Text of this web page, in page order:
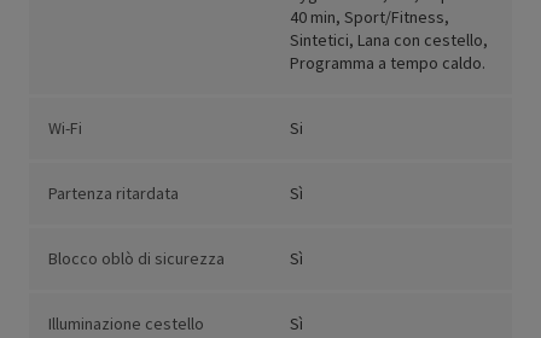
40 min, Sport/Fitness,
Sintetici, Lana con cestello,
Programma a tempo caldo.
Wi-Fi Si
Partenza ritardata Sì
Blocco oblò di sicurezza Sì
Illuminazione cestello Sì